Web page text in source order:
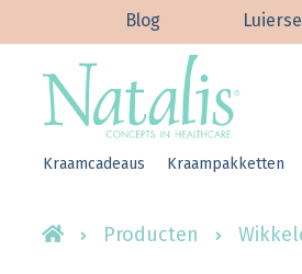
Blog
Kraamcadeaus Kraampakketten
Producten